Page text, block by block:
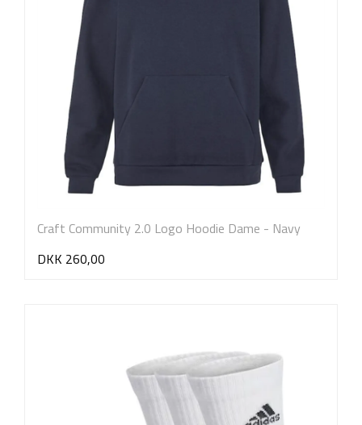
Craft Community 2.0 Logo Hoodie Dame - Navy
DKK 260,00